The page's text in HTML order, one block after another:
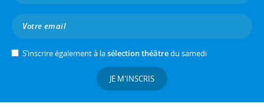
S’inscrire également à lasélection théâtredu samedi
JE M'INSCRIS